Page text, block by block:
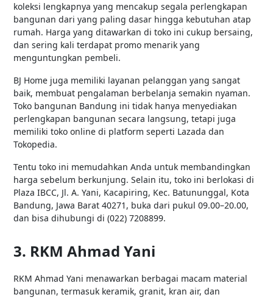
koleksi lengkapnya yang mencakup segala perlengkapan
bangunan dari yang paling dasar hingga kebutuhan atap
rumah. Harga yang ditawarkan di toko ini cukup bersaing,
dan sering kali terdapat promo menarik yang
menguntungkan pembeli.
BJ Home juga memiliki layanan pelanggan yang sangat
baik, membuat pengalaman berbelanja semakin nyaman.
Toko bangunan Bandung ini tidak hanya menyediakan
perlengkapan bangunan secara langsung, tetapi juga
memiliki toko online di platform seperti Lazada dan
Tokopedia.
Tentu toko ini memudahkan Anda untuk membandingkan
harga sebelum berkunjung. Selain itu, toko ini berlokasi di
Plaza IBCC, Jl. A. Yani, Kacapiring, Kec. Batununggal, Kota
Bandung, Jawa Barat 40271, buka dari pukul 09.00–20.00,
dan bisa dihubungi di (022) 7208899.
3. RKM Ahmad Yani
RKM Ahmad Yani menawarkan berbagai macam material
bangunan, termasuk keramik, granit, kran air, dan